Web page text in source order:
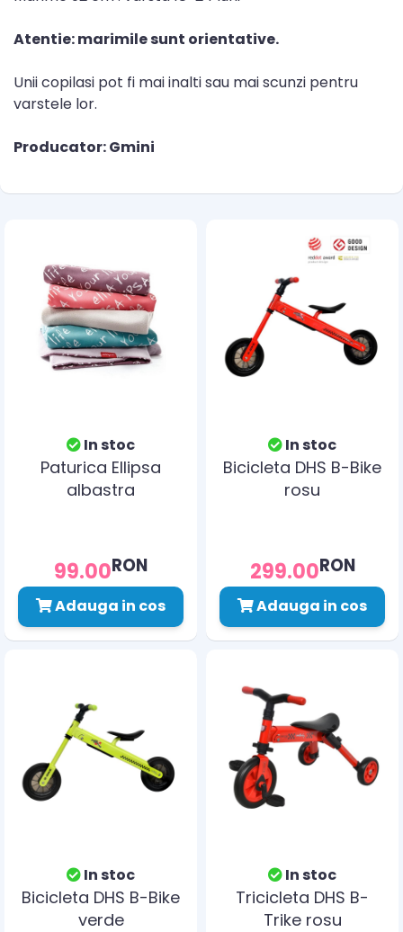
Atentie: marimile sunt orientative.
Unii copilasi pot fi mai inalti sau mai scunzi pentru
varstele lor.
Producator: Gmini
In stoc
Paturica Ellipsa
albastra
99.00RON
Adauga in cos
In stoc
Bicicleta DHS B-Bike
rosu
299.00RON
Adauga in cos
In stoc
Bicicleta DHS B-Bike
verde
In stoc
Tricicleta DHS B-
Trike rosu